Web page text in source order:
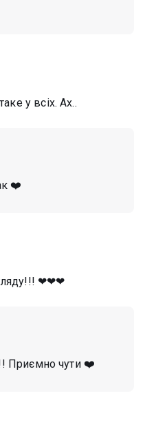
у всіх. Ах..
❤️
❤❤❤
Приємно чути ❤️